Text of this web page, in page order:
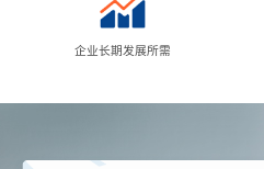
企业长期发展所需